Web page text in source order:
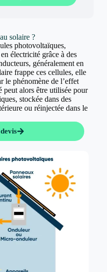
solaire ?
photovoltaïques,
électricité grâce à des
généralement en
frappe ces cellules, elle
le phénomène de l’effet
alors être utilisée pour
stockée dans des
ou réinjectée dans le